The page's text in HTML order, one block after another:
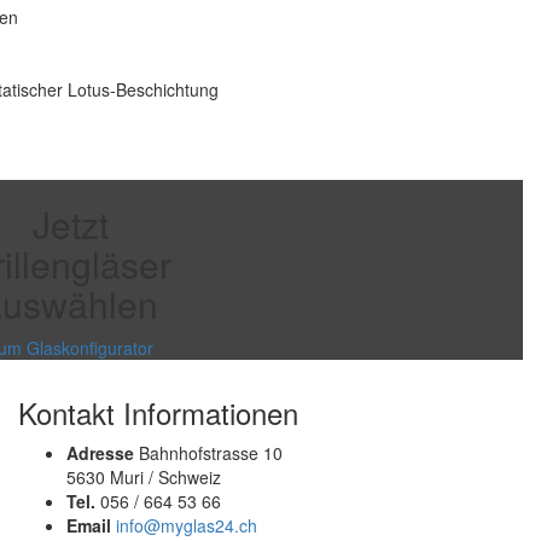
Lotus-Beschichtung
Glaskonfigurator
Kontakt Informationen
Adresse Bahnhofstrasse 10
5630 Muri / Schweiz
Tel. 056 / 664 53 66
Email info@myglas24.ch